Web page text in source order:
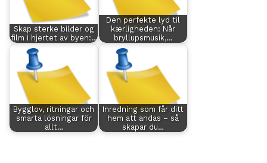
Skap sterke bilder og
film i hjertet av byen:…
Den perfekte lyd til
kærligheden: Når
bryllupsmusik,…
Bygglov, ritningar och
smarta lösningar för
allt…
Inredning som får ditt
hem att andas – så
skapar du…